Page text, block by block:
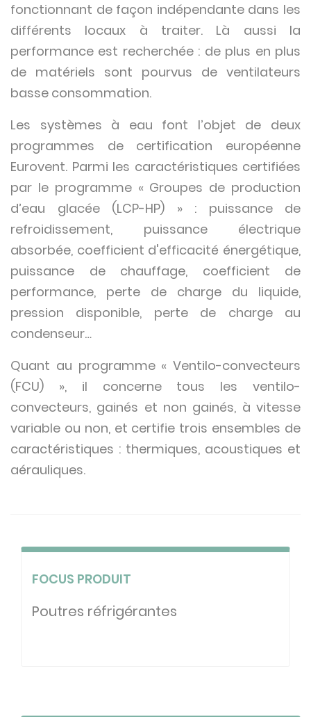
fonctionnant de façon indépendante dans les
différents locaux à traiter. Là aussi la
performance est recherchée : de plus en plus
de matériels sont pourvus de ventilateurs
basse consommation.
Les systèmes à eau font l’objet de deux
programmes de certification européenne
Eurovent. Parmi les caractéristiques certifiées
par le programme « Groupes de production
d’eau glacée (LCP-HP) » : puissance de
refroidissement, puissance électrique
absorbée, coefficient d'efficacité énergétique,
puissance de chauffage, coefficient de
performance, perte de charge du liquide,
pression disponible, perte de charge au
condenseur…
Quant au programme « Ventilo-convecteurs
(FCU) », il concerne tous les ventilo-
convecteurs, gainés et non gainés, à vitesse
variable ou non, et certifie trois ensembles de
caractéristiques : thermiques, acoustiques et
aérauliques.
FOCUS PRODUIT
Poutres réfrigérantes